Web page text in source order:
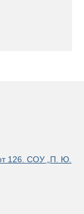
126. СОУ „П. Ю.